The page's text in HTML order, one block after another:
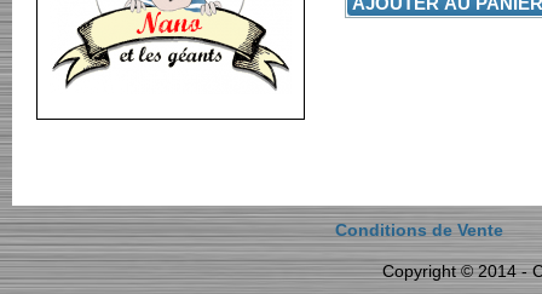
Conditions de Vente
Copyright © 2014 -